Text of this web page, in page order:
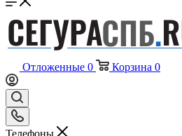
Отложенные 0 Корзина 0
Телефоны